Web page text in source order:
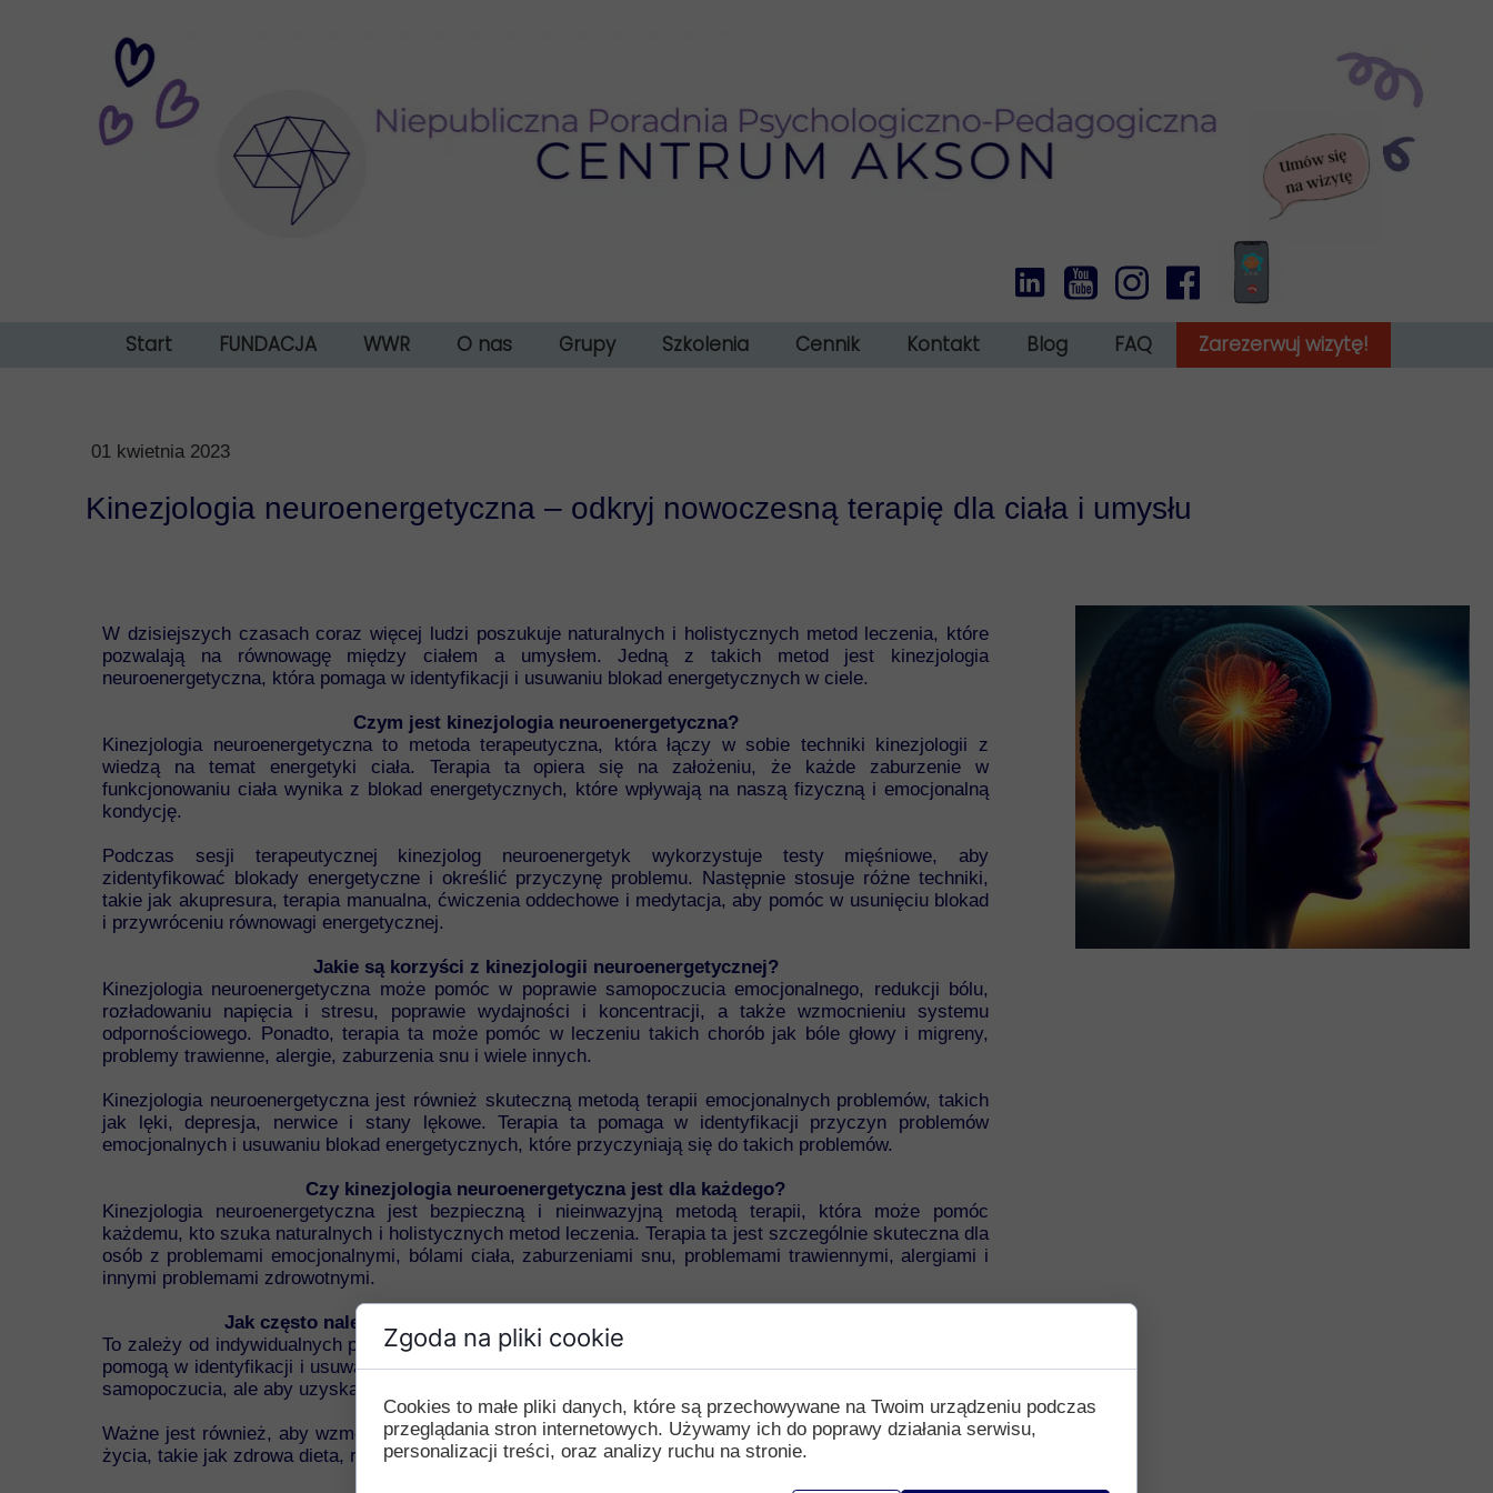
01 kwietnia 2023
Kinezjologia neuroenergetyczna – odkryj nowoczesną terapię dla ciała i umysłu
Start FUNDACJA WWR O nas Grupy
TUS - młodzież
Trening Zastępowania Agresji
Felinoterapia
Szkolenia Cennik Kontakt Blog FAQ
Sposoby płatności / polityka zwrotów
Standardy ochrony małoletnich
Statut poradni
Zarezerwuj wizytę!
W dzisiejszych czasach coraz więcej ludzi poszukuje naturalnych i holistycznych metod leczenia, które
pozwalają na równowagę między ciałem a umysłem. Jedną z takich metod jest kinezjologia
neuroenergetyczna, która pomaga w identyfikacji i usuwaniu blokad energetycznych w ciele.
Czym jest kinezjologia neuroenergetyczna?
Kinezjologia neuroenergetyczna to metoda terapeutyczna, która łączy w sobie techniki kinezjologii z
wiedzą na temat energetyki ciała. Terapia ta opiera się na założeniu, że każde zaburzenie w
funkcjonowaniu ciała wynika z blokad energetycznych, które wpływają na naszą fizyczną i emocjonalną
kondycję.
Podczas sesji terapeutycznej kinezjolog neuroenergetyk wykorzystuje testy mięśniowe, aby
zidentyfikować blokady energetyczne i określić przyczynę problemu. Następnie stosuje różne techniki,
takie jak akupresura, terapia manualna, ćwiczenia oddechowe i medytacja, aby pomóc w usunięciu blokad
i przywróceniu równowagi energetycznej.
Jakie są korzyści z kinezjologii neuroenergetycznej?
Kinezjologia neuroenergetyczna może pomóc w poprawie samopoczucia emocjonalnego, redukcji bólu,
rozładowaniu napięcia i stresu, poprawie wydajności i koncentracji, a także wzmocnieniu systemu
odpornościowego. Ponadto, terapia ta może pomóc w leczeniu takich chorób jak bóle głowy i migreny,
problemy trawienne, alergie, zaburzenia snu i wiele innych.
Kinezjologia neuroenergetyczna jest również skuteczną metodą terapii emocjonalnych problemów, takich
jak lęki, depresja, nerwice i stany lękowe. Terapia ta pomaga w identyfikacji przyczyn problemów
emocjonalnych i usuwaniu blokad energetycznych, które przyczyniają się do takich problemów.
Czy kinezjologia neuroenergetyczna jest dla każdego?
Kinezjologia neuroenergetyczna jest bezpieczną i nieinwazyjną metodą terapii, która może pomóc
każdemu, kto szuka naturalnych i holistycznych metod leczenia. Terapia ta jest szczególnie skuteczna dla
osób z problemami emocjonalnymi, bólami ciała, zaburzeniami snu, problemami trawiennymi, alergiami i
innymi problemami zdrowotnymi.
Jak często należy poddawać się terapii kinezjologii neuroenergetycznej?
To zależy od indywidualnych potrzeb i problemów osoby, ale zazwyczaj zaleca się serię kilku sesji, które
pomogą w identyfikacji i usuwaniu blokad energetycznych. Po pierwszej sesji można odczuć już poprawę
samopoczucia, ale aby uzyskać trwałe efekty, zaleca się regularne sesje terapeutyczne.
Ważne jest również, aby wzmocnić efekty terapii kinezjologii neuroenergetycznej poprzez zmiany w stylu
życia, takie jak zdrowa dieta, regularna aktywność fizyczna i praktykowanie technik relaksacyjnych.
Zgoda na pliki cookie
Cookies to małe pliki danych, które są przechowywane na Twoim urządzeniu podczas
przeglądania stron internetowych. Używamy ich do poprawy działania serwisu,
personalizacji treści, oraz analizy ruchu na stronie.